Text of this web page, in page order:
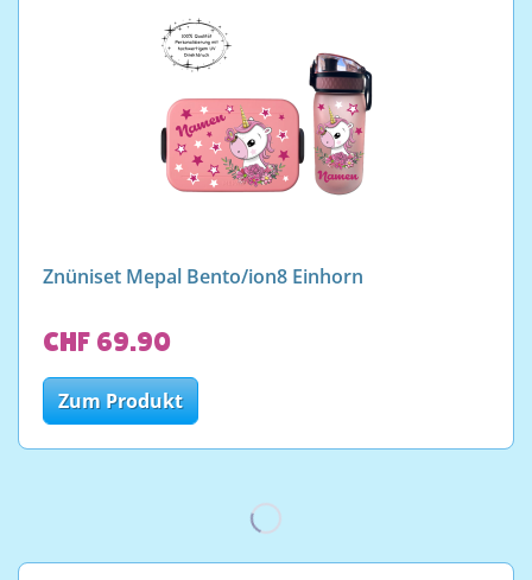
Znüniset Mepal Bento/ion8 Einhorn
CHF 69.90
Zum Produkt